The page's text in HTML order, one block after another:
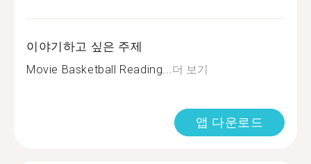
이야기하고 싶은 주제
Movie Basketball Reading...더 보기
앱 다운로드